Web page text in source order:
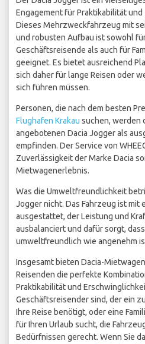
Engagement für Praktikabilität
Dieses Mehrzweckfahrzeug mit
und robusten Aufbau ist sowohl
Geschäftsreisende als auch für
geeignet. Es bietet ausreichend
sich daher für lange Reisen oder
sich führen müssen.
Personen, die nach dem besten
Flughafen Krakau suchen, werden
angebotenen Dacia Jogger als
empfinden. Der Service von
Zuverlässigkeit der Marke Dacia
Mietwagenerlebnis.
Was die Umweltfreundlichkeit
Jogger nicht. Das Fahrzeug ist
ausgestattet, der Leistung und
ausbalanciert und dafür sorgt,
umweltfreundlich wie angenehm
Insgesamt bieten Dacia-
Reisenden die perfekte
Praktikabilität und
Geschäftsreisender sind, der ein
Ihre Reise benötigt, oder eine
für Ihren Urlaub sucht, die
Bedürfnissen gerecht. Wenn Sie